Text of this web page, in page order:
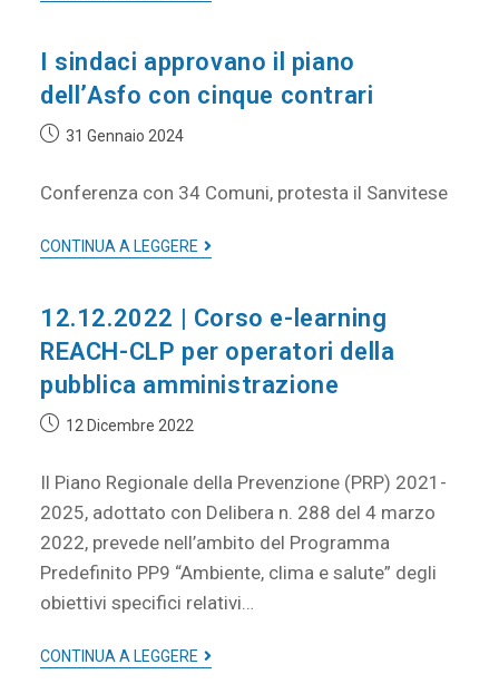
I sindaci approvano il piano
dell’Asfo con cinque contrari
31 Gennaio 2024
Conferenza con 34 Comuni, protesta il Sanvitese
CONTINUA A LEGGERE
12.12.2022 | Corso e-learning
REACH-CLP per operatori della
pubblica amministrazione
12 Dicembre 2022
Il Piano Regionale della Prevenzione (PRP) 2021-
2025, adottato con Delibera n. 288 del 4 marzo
2022, prevede nell’ambito del Programma
Predefinito PP9 “Ambiente, clima e salute” degli
obiettivi specifici relativi…
CONTINUA A LEGGERE